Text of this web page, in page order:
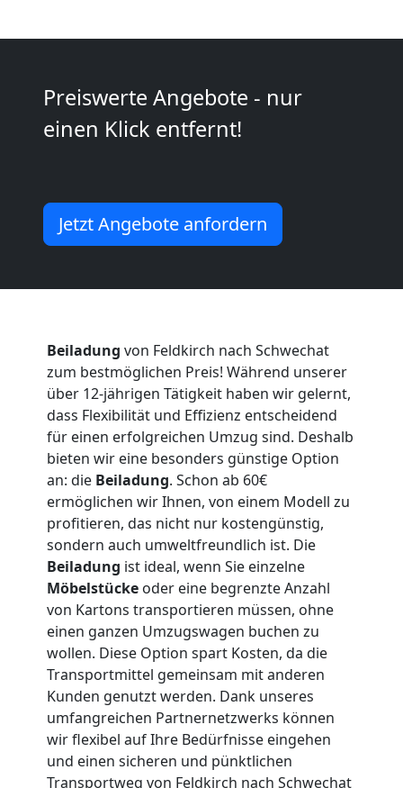
Preiswerte Angebote - nur
einen Klick entfernt!
Jetzt Angebote anfordern
Beiladung von Feldkirch nach Schwechat
zum bestmöglichen Preis! Während unserer
über 12-jährigen Tätigkeit haben wir gelernt,
dass Flexibilität und Effizienz entscheidend
für einen erfolgreichen Umzug sind. Deshalb
bieten wir eine besonders günstige Option
an: die Beiladung. Schon ab 60€
ermöglichen wir Ihnen, von einem Modell zu
profitieren, das nicht nur kostengünstig,
sondern auch umweltfreundlich ist. Die
Beiladung ist ideal, wenn Sie einzelne
Möbelstücke oder eine begrenzte Anzahl
von Kartons transportieren müssen, ohne
einen ganzen Umzugswagen buchen zu
wollen. Diese Option spart Kosten, da die
Transportmittel gemeinsam mit anderen
Kunden genutzt werden. Dank unseres
umfangreichen Partnernetzwerks können
wir flexibel auf Ihre Bedürfnisse eingehen
und einen sicheren und pünktlichen
Transportweg von Feldkirch nach Schwechat
Umzug
Feldkirch
Mann
+
Möbellift
Feldkirch
Übersiedlung
Feldkirch
Klaviertransport
Feldkirch
Privatumzug
Feldkirch